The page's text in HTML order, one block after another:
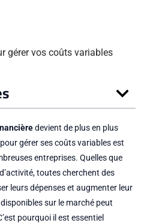
gérer vos coûts variables
devient de plus en plus
gérer ses coûts variables est
entreprises. Quelles que
toutes cherchent des
leurs dépenses et augmenter leur
sur le marché peut
pourquoi il est essentiel